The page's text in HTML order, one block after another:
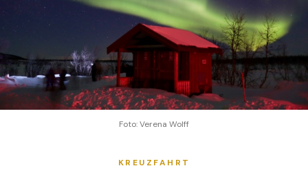
Foto: Verena Wolff
KREUZFAHRT